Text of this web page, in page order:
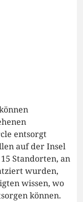
entsorgt
auf der Insel
Standorten, an
wurden,
wissen, wo
können.